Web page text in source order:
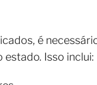
é
Isso inclui: